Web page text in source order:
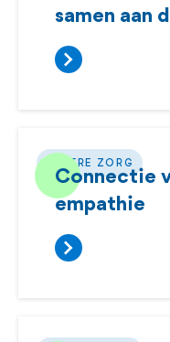
samen aan
BETERE ZORG
Connectie
empathie